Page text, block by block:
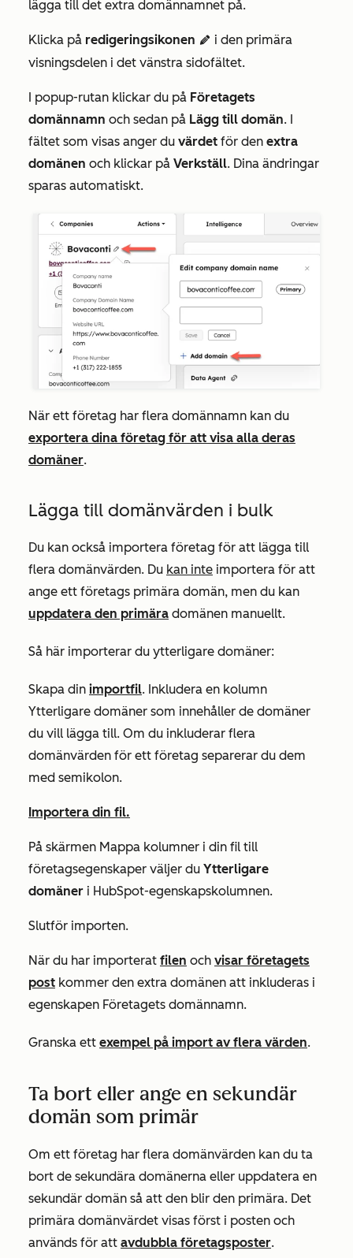
lägga till det extra domännamnet på.
Klicka på redigeringsikonen editIcon i den primära
visningsdelen i det vänstra sidofältet.
I popup-rutan klickar du på Företagets
domännamn och sedan på Lägg till domän. I
fältet som visas anger du värdet för den extra
domänen och klickar på Verkställ. Dina ändringar
sparas automatiskt.
När ett företag har flera domännamn kan du
exportera dina företag för att visa alla deras
domäner.
Lägga till domänvärden i bulk
Du kan också importera företag för att lägga till
flera domänvärden. Du kan inte importera för att
ange ett företags primära domän, men du kan
uppdatera den primära domänen manuellt.
Så här importerar du ytterligare domäner:
Skapa din importfil. Inkludera en kolumn
Ytterligare domäner som innehåller de domäner
du vill lägga till. Om du inkluderar flera
domänvärden för ett företag separerar du dem
med semikolon.
Importera din fil.
På skärmen Mappa kolumner i din fil till
företagsegenskaper väljer du Ytterligare
domäner i HubSpot-egenskapskolumnen.
Slutför importen.
När du har importerat filen och visar företagets
post kommer den extra domänen att inkluderas i
egenskapen Företagets domännamn.
Granska ett exempel på import av flera värden.
Ta bort eller ange en sekundär
domän som primär
Om ett företag har flera domänvärden kan du ta
bort de sekundära domänerna eller uppdatera en
sekundär domän så att den blir den primära. Det
primära domänvärdet visas först i posten och
används för att avdubbla företagsposter.